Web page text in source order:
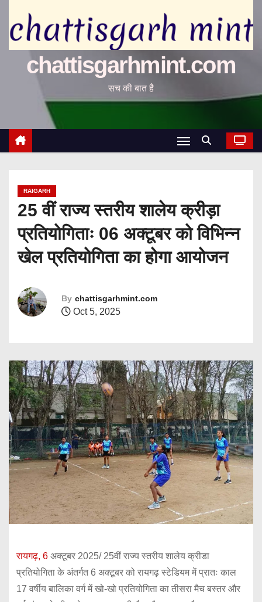
chattisgarhmint.com
सच की बात है
RAIGARH
25 वीं राज्य स्तरीय शालेय क्रीड़ा
प्रतियोगिताः 06 अक्टूबर को विभिन्न
खेल प्रतियोगिता का होगा आयोजन
By chattisgarhmint.com
Oct 5, 2025
रायगढ़, 6अक्टूबर 2025/ 25वीं राज्य स्तरीय शालेय क्रीडा
प्रतियोगिता के अंतर्गत 6 अक्टूबर को रायगढ़ स्टेडियम में प्रातः काल
17 वर्षीय बालिका वर्ग में खो-खो प्रतियोगिता का तीसरा मैच बस्तर और